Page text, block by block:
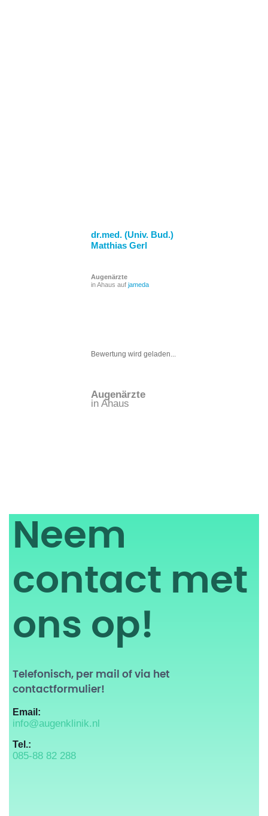
dr.med. (Univ. Bud.)
Matthias Gerl
Augenärzte
in Ahaus aufjameda
Bewertung wird geladen...
Augenärzte
in Ahaus
Neem
contact met
ons op!
Telefonisch, per mail of via het
contactformulier!
Email:
info@augenklinik.nl
Tel.:
085-88 82 288